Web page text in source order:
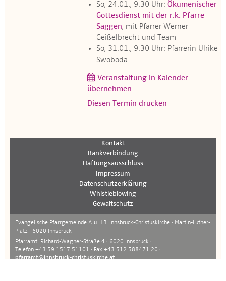
So, 24.01., 9.30 Uhr: Ökumenischer
Gottesdienst mit der r.k. Pfarre
Saggen, mit Pfarrer Werner
Geißelbrecht und Team
So, 31.01., 9.30 Uhr: Pfarrerin Ulrike
Swoboda
Veranstaltung in Kalender
übernehmen
Diesen Termin drucken
Kontakt
Bankverbindung
Haftungsausschluss
Impressum
Datenschutzerklärung
Whistleblowing
Gewaltschutz
Evangelische Pfarrgemeinde A.u.H.B. Innsbruck-Christuskirche · Martin-Luther-
Platz · 6020 Innsbruck
Pfarramt: Richard-Wagner-Straße 4 · 6020 Innsbruck ·
Telefon +43 59 1517 51101 · Fax +43 512 588471 20 ·
pfarramt@innsbruck-christuskirche.at